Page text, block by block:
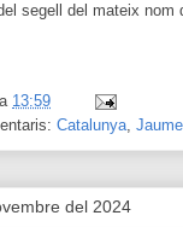
segell del mateix nom
a 13:59
Catalunya
del 2024